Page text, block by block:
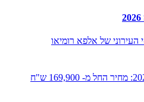
של אלפא רומיאו